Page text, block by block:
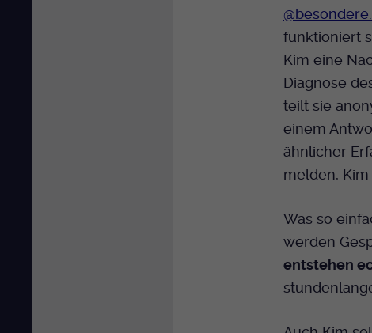
funktioniert
Kim eine
Diagnose
teilt sie
einem
ähnlicher
melden,
Was so
werden
entstehen